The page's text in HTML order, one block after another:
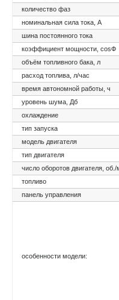
количество фаз
номинальная сила тока, А
шина постоянного тока
коэффициент мощности, cosФ
объём топливного бака, л
расход топлива, л/час
время автономной работы, ч
уровень шума, Дб
охлаждение
тип запуска
модель двигателя
тип двигателя
число оборотов двигателя,
топливо
панель управления
особенности модели: